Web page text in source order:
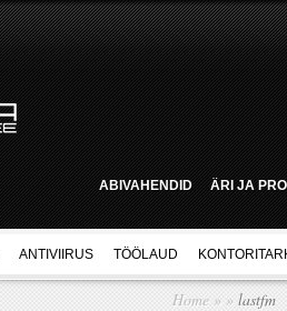
ABIVAHENDID ÄRI JA
ANTIVIIRUS TÖÖLAUD
Home » » lastfm